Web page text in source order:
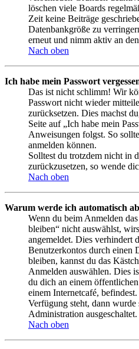
löschen viele Boards
Zeit keine Beiträge
Datenbankgröße zu
erneut und nimm aktiv an
Nach oben
Ich habe mein Passwort
Das ist nicht schlimm! Wir
Passwort nicht wieder
zurücksetzen. Dies machst
Seite auf „Ich habe mein
Anweisungen folgst. So
anmelden können.
Solltest du trotzdem nicht in
zurückzusetzen, so wende
Nach oben
Warum werde ich automatisch
Wenn du beim Anmelden
bleiben“ nicht auswählst,
angemeldet. Dies verhindert
Benutzerkontos durch einen
bleiben, kannst du das
Anmelden auswählen. Dies
du dich an einem
einem Internetcafé,
Verfügung steht, dann
Administration ausgeschaltet.
Nach oben